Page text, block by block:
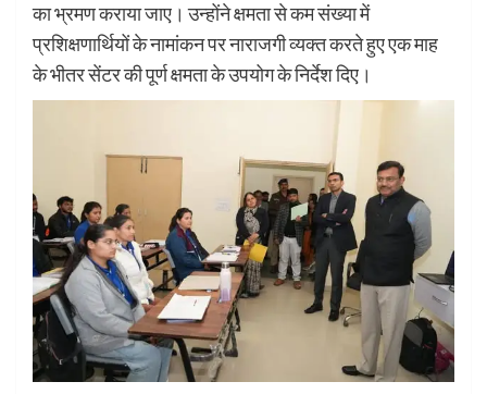
का भ्रमण कराया जाए। उन्होंने क्षमता से कम संख्या में
प्रशिक्षणार्थियों के नामांकन पर नाराजगी व्यक्त करते हुए एक माह
के भीतर सेंटर की पूर्ण क्षमता के उपयोग के निर्देश दिए।